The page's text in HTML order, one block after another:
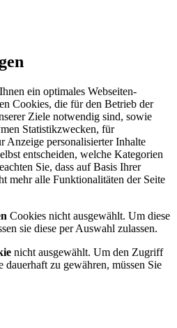
ein optimales Webseiten-
Cookies, die für den Betrieb der
Ziele notwendig sind, sowie
Statistikzwecken, für
Anzeige personalisierter Inhalte
entscheiden, welche Kategorien
Sie, dass auf Basis Ihrer
mehr alle Funktionalitäten der Seite
Cookies nicht ausgewählt. Um diese
sie diese per Auswahl zulassen.
nicht ausgewählt. Um den Zugriff
dauerhaft zu gewähren, müssen Sie